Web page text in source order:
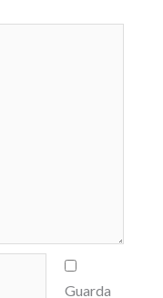
Guarda